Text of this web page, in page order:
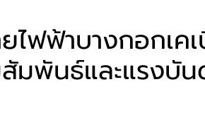
ฟฟ้าบางกอกเค
มพันธ์และแรงบัน